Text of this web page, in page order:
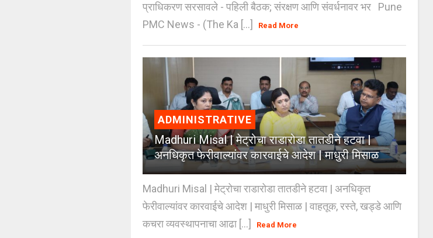
प्राधिकरण सरसावले - पहिली बैठक; संरक्षण आणि संवर्धनावर भर Pune
PMC News - (The Ka [...]
Read More
ADMINISTRATIVE
Madhuri Misal | मेट्रोचा राडारोडा तातडीने हटवा |
अनधिकृत फेरीवाल्यांवर कारवाईचे आदेश | माधुरी मिसाळ
Madhuri Misal | मेट्रोचा राडारोडा तातडीने हटवा | अनधिकृत
फेरीवाल्यांवर कारवाईचे आदेश | माधुरी मिसाळ | वाहतूक, रस्ते, खड्डे आणि
कचरा व्यवस्थापनाचा आढा [...]
Read More